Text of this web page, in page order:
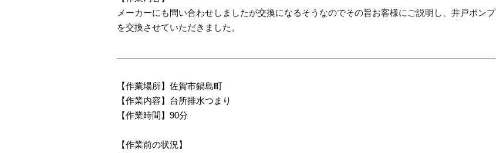
メーカーにも問い合わせしましたが交換になるそうなのでその旨お客様にご説明し、井戸ポンプ
を交換させていただきました。
【作業場所】佐賀市鍋島町
【作業内容】台所排水つまり
【作業時間】90分
【作業前の状況】